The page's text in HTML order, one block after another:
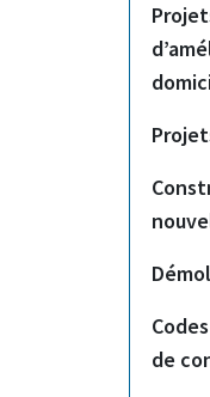
de